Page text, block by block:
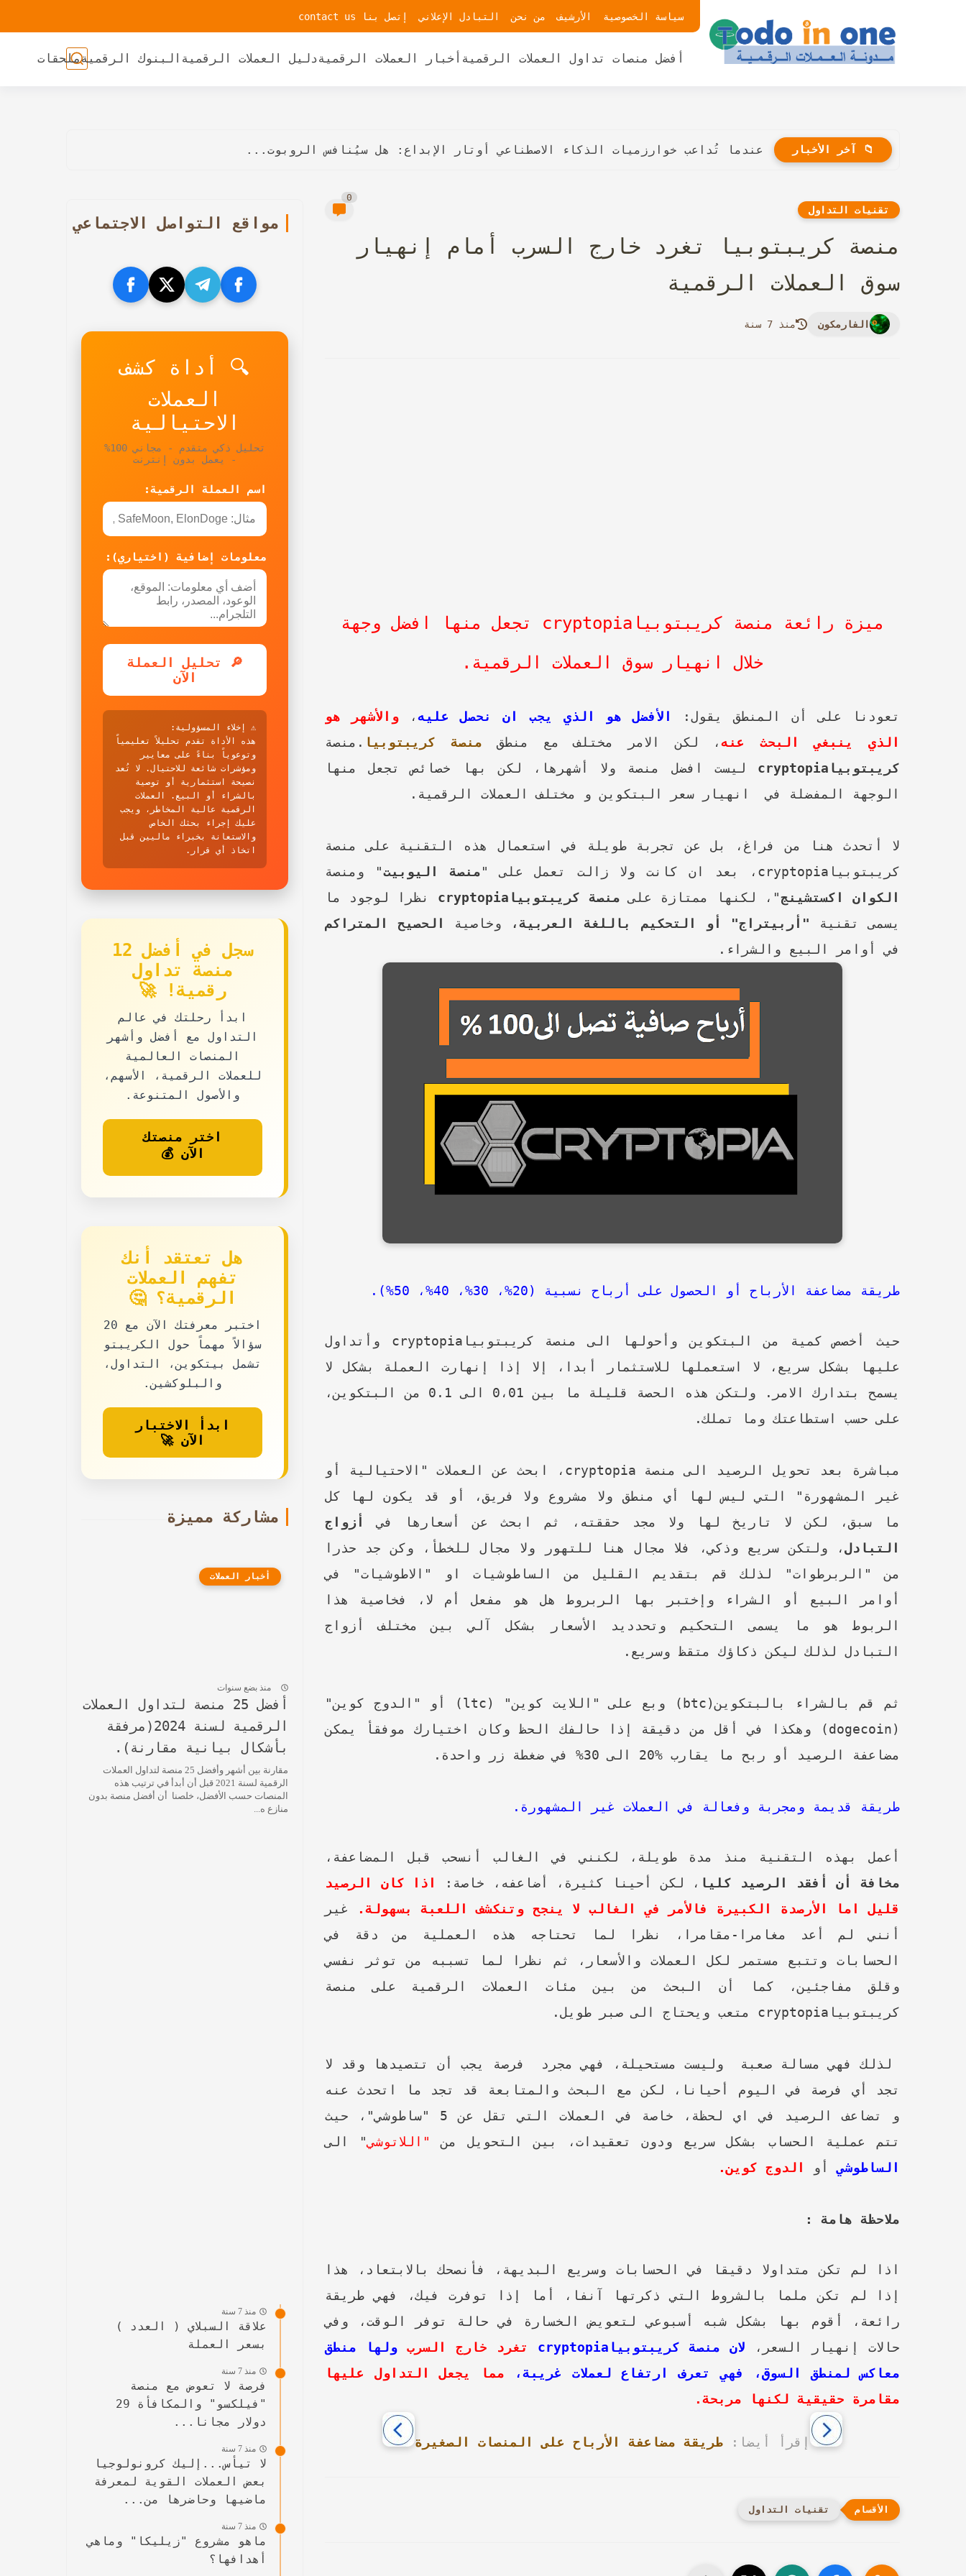
سياسة الخصوصية الأرشيف من نحن التبادل الإعلاني إتصل بنا contact us
أفضل منصات تداول العملات الرقمية أخبار العملات الرقميةدليل العملات الرقمية البنوك الرقميةملحقات
📁 آخر الأخبار عندما تُداعب خوارزميات الذكاء الاصطناعي أوتار الإبداع: هل سيُنافس الروبوت...
تقنيات التداول
0
منصة كريبتوبيا تغرد خارج السرب أمام إنهيار
سوق العملات الرقمية
الفارمكون منذ 7 سنة
ميزة رائعة منصة كريبتوبياcryptopia تجعل منها افضل وجهة
خلال انهيار سوق العملات الرقمية.
تعودنا على أن المنطق يقول: الأفضل هو الذي يجب ان نحصل عليه، والأشهر هو
الذي ينبغي البحث عنه، لكن الامر مختلف مع منطق منصة كريبتوبيا . منصة
كريبتوبيا cryptopia ليست افضل منصة ولا أشهرها، لكن بها خصائص تجعل منها
الوجهة المفضلة في انهيار سعر البتكوين و مختلف العملات الرقمية.
لا أتحدث هنا من فراغ، بل عن تجربة طويلة في استعمال هذه التقنية على منصة
كريبتوبيا cryptopia ، بعد ان كانت ولا زالت تعمل على "منصة اليوبيت" ومنصة
الكوان اكستشينج"، لكنها ممتازة على منصة كريبتوبيا cryptopia نظرا لوجود ما
يسمى تقنية "أربيتراج" أو التحكيم باللغة العربية، وخاصية
الحصيح المتراكم
في أوامر البيع والشراء.
طريقة مضاعفة الأرباح أو الحصول على أرباح نسبية (20%، 30%، 40%، 50%).
حيث أخصص كمية من البتكوين وأحولها الى منصة كريبتوبيا cryptopia وأتداول
عليها بشكل سريع، لا استعملها للاستثمار أبدا، إلا إذا إنهارت العملة بشكل لا
يسمح بتدارك الامر. ولتكن هذه الحصة قليلة ما بين 0،01 الى 0.1 من البتكوين،
على حسب استطاعتك وما تملك.
مباشرة بعد تحويل الرصيد الى منصة cryptopia ، ابحث عن العملات "الاحتيالية أو
غير المشهورة" التي ليس لها أي منطق ولا مشروع ولا فريق، أو قد يكون لها كل
ما سبق، لكن لا تاريخ لها ولا مجد حققته، ثم ابحث عن أسعارها في
أزواج
التبادل، ولتكن سريع وذكي، فلا مجال هنا للتهور ولا مجال للخطأ، وكن جد حذرا
من "الربرطوات" لذلك قم بتقديم القليل من الساطوشيات او "الاطوشيات" في
أوامر البيع أو الشراء وإختبر بها الربروط هل هو مفعل أم لا، فخاصية هذا
الربوط هو ما يسمى التحكيم وتحدديد الأسعار بشكل آلي بين مختلف أزواج
التبادل لذلك ليكن ذكاؤك متقظ وسريع.
ثم قم بالشراء بالبتكوين(btc
) وبع على "اللايت كوين" (ltc) أو "الدوج كوين"
(dogecoin) وهكذا في أقل من دقيقة إذا حالفك الحظ وكان اختيارك موفقأ يمكن
مضاعفة الرصيد أو ربح ما يقارب %20 الى 30% في ضغطة زر واحدة.
طريقة قديمة ومجربة وفعالة في العملات غير المشهورة.
أعمل بهذه التقنية منذ مدة طويلة، لكنني في الغالب أنسحب قبل المضاعفة،
مخافة أن أفقد الرصيد كليا ، لكن أحينا كثيرة، أضاعفه، خاصة:
اذا كان الرصيد
قليل اما الأرصدة الكبيرة فالأمر في الغالب لا ينجح وتنكشف اللعبة بسهولة.
غير
أنني لم أعد مغامرا-مقامرا، نظرا لما تحتاجه هذه العملية من دقة في
الحسابات وتتبع مستمر لكل العملات والأسعار، ثم نظرا لما تسببه من توثر نفسي
وقلق مفاجئين، كما أن البحث من بين مئات العملات الرقمية على منصة
كريبتوبيا cryptopia متعب ويحتاج الى صبر طويل.
لذلك فهي مسالة صعبة وليست مستحيلة، فهي مجرد فرصة يجب أن تتصيدها وقد لا
تجد أي فرصة في اليوم أحيانا، لكن مع البحث والمتابعة قد تجد ما اتحدث عنه
و تضاعف الرصيد في اي لحظة، خاصة في العملات التي تقل عن 5 "ساطوشي"، حيث
تتم عملية الحساب بشكل سريع ودون تعقيدات، بين التحويل من
"اللاتوشي" الى
الساطوشيأو الدوج كوين.
ملاحظة هامة :
اذا لم تكن متداولا دقيقا في الحسابات وسريع البديهة، فأنصحك بالابتعاد، هذا
إذا لم تكن ملما بالشروط التي ذكرتها آنفا، أما إذا توفرت فيك، فهي طريقة
رائعة، أقوم بها بشكل شبه أسبوعي لتعويض الخسارة في حالة توفر الوقت، وفي
حالات إنهيار السعر، لان منصة كريبتوبياcryptopia تغرد خارج السرب ولها منطق
معاكس لمنطق السوق، فهي تعرف ارتفاع لعملات غريبة، مما يجعل التداول عليها
مقامرة حقيقية لكنها مربحة.
إقرأ أيضا: طريقة مضاعفة الأرباح على المنصات الصغيرة
تقنيات التداول
مواقع التواصل الاجتماعي
🔍 أداة كشف
العملات
الاحتيالية
تحليل ذكي متقدم - مجاني 100%
- يعمل بدون إنترنت
اسم العملة الرقمية:
معلومات إضافية (اختياري):
🔎 تحليل العملة
الآن
⚠️ إخلاء المسؤولية:
هذه الأداة تقدم تحليلاً تعليمياً
وتوعوياً بناءً على معايير
ومؤشرات شائعة للاحتيال. لا تُعد
نصيحة استثمارية أو توصية
بالشراء أو البيع. العملات
الرقمية عالية المخاطر، ويجب
عليك إجراء بحثك الخاص
والاستعانة بخبراء ماليين قبل
اتخاذ أي قرار.
سجل في أفضل 12
منصة تداول
رقمية! 🚀
ابدأ رحلتك في عالم
التداول مع
أفضل وأشهر
المنصات العالمية
للعملات الرقمية، الأسهم،
والأصول المتنوعة.
اختر منصتك
الآن 💰
هل تعتقد أنك
تفهم العملات
الرقمية؟ 🤔
اختبر معرفتك الآن مع 20
سؤالاً مهماً حول الكريبتو
تشمل بيتكوين، التداول،
والبلوكشين.
ابدأ الاختبار
الآن 🚀
مشاركة مميزة
أخبار العملات
منذ بضع سنوات
أفضل 25 منصة لتداول العملات
الرقمية لسنة 2024(مرفقة
بأشكال بيانية مقارنة).
مقارنة بين أشهر وأفضل 25 منصة لتداول العملات
الرقمية لسنة 2021 قبل أن أبدأ في ترتيب هذه
المنصات حسب الأفضل، خلصنا أن أفضل منصة بدون
منازع ه...
منذ 7 سنة
علاقة السبلاي ( العدد )
بسعر العملة
منذ 7 سنة
فرصة لا تعوض مع منصة
"فيلكسو" والمكافأة 29
دولار مجانا...
منذ 7 سنة
لا تيأس...إليك كرونولوجيا
بعض العملات القوية لمعرفة
ماضيها وحاضرها من...
منذ 7 سنة
ماهو مشروع "زيليكا" وماهي
أهدافها؟